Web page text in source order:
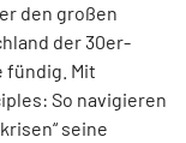
den großen
der 30er-
fündig. Mit
So navigieren
seine